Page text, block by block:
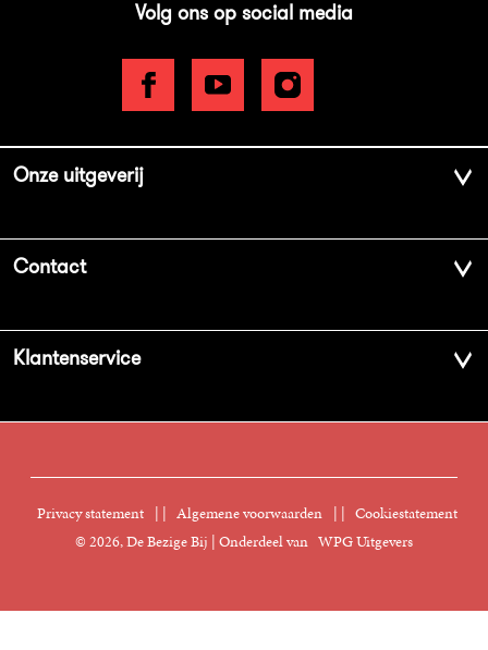
Volg ons op social media
Onze uitgeverij
Aanbiedingsbrochures
Vacatures
Nieuwsbrief
Contact
Manuscripten
Klantenservice
Klantenservice
Privacy statement | Algemene voorwaarden | Cookiestatement
© 2026, De Bezige Bij | Onderdeel van WPG Uitgevers